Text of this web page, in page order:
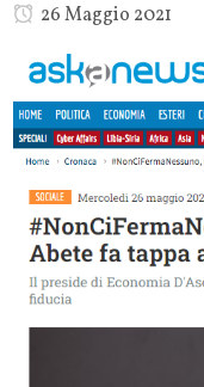
26 Maggio 2021